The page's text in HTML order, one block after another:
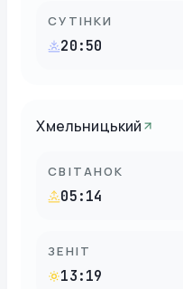
СУТІНКИ
20:50
Хмельницький
СВІТАНОК
05:14
ЗЕНІТ
13:19